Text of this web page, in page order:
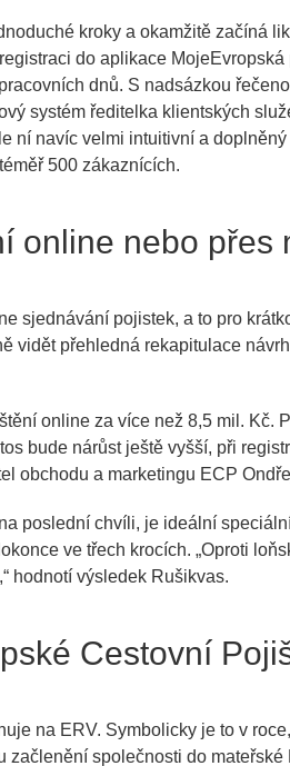
kroky a okamžitě začíná
do aplikace
dnů. S nadsázkou
systém ředitelka klientských
ní navíc velmi intuitivní a
500 zákaznících.
online nebo přes
sjednávání pojistek, a to pro
vidět přehledná rekapitulace
online za více než 8,5 mil. Kč.
bude nárůst ještě vyšší, při
obchodu a marketingu ECP
poslední chvíli, je ideální
ve třech krocích. „Oproti
“ hodnotí výsledek Rušikvas.
Cestovní
na ERV. Symbolicky je to v
začlenění společnosti do